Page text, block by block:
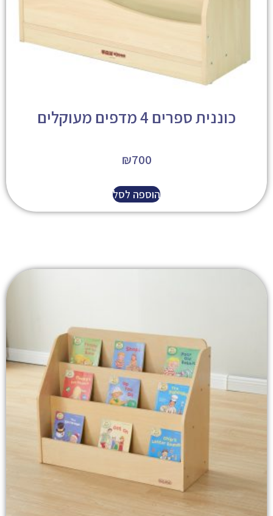
כוננית ספרים 4 מדפים מעוקלים
₪700
הוספה לסל